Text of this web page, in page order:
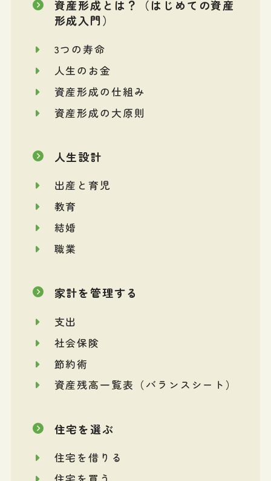
資産形成とは？（はじめての資産
形成入門）
3つの寿命
人生のお金
資産形成の仕組み
資産形成の大原則
人生設計
出産と育児
教育
結婚
職業
家計を管理する
支出
社会保険
節約術
資産残高一覧表（バランスシート）
住宅を選ぶ
住宅を借りる